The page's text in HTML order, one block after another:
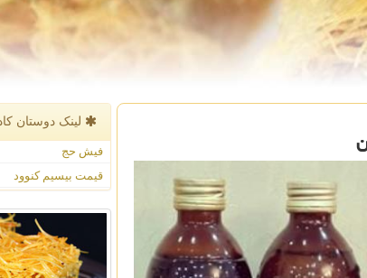
لینک دوستان
فیش حج
قیمت بیسیم کنوود